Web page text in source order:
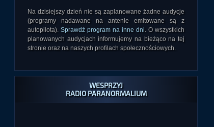
Na dzisiejszy dzień nie są zaplanowane żadne audycje
(programy nadawane na antenie emitowane są z
autopilota). Sprawdź program na inne dni. O wszystkich
planowanych audycjach informujemy na bieżąco na tej
stronie oraz na naszych profilach społecznościowych.
WESPRZYJ
RADIO PARANORMALIUM